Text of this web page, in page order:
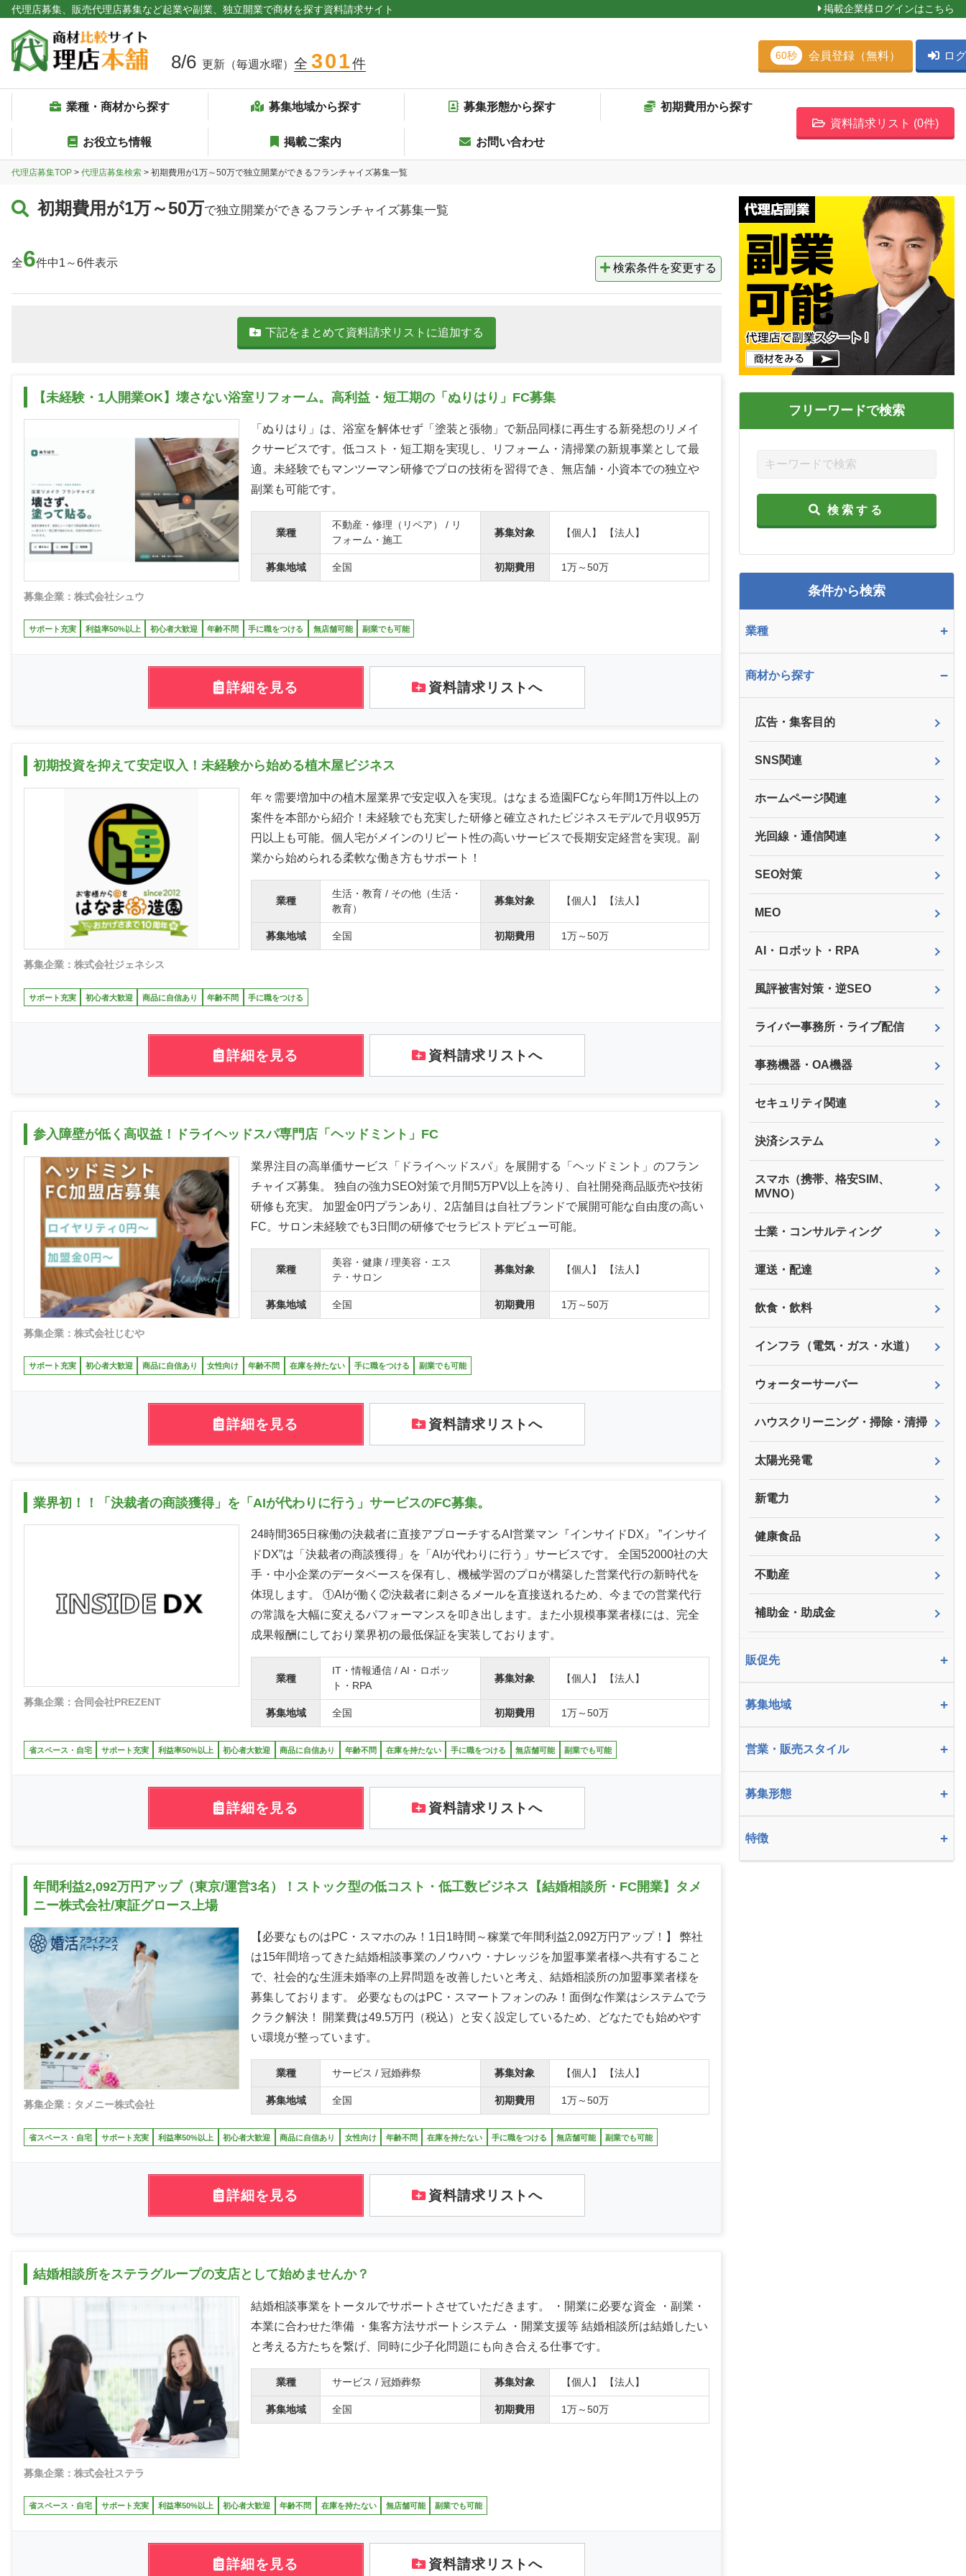
代理店募集、販売代理店募集など起業や副業、独立開業で商材を探す資料請求サイト 掲載企業様ログインはこちら
8/6 更新（毎週水曜） 全 301件
業種・商材から探す 募集地域から探す 募集形態から探す 初期費用から探す
お役立ち情報 掲載ご案内 お問い合わせ
資料請求リスト (0件)
60秒 会員登録（無料） ロ
代理店募集TOP > 代理店募集検索 > 初期費用が1万～50万で独立開業ができるフランチャイズ募集一覧
初期費用が1万～50万で独立開業ができるフランチャイズ募集一覧
全6件中1～6件表示 検索条件を変更する
下記をまとめて資料請求リストに追加する
【未経験・1人開業OK】壊さない浴室リフォーム。高利益・短工期の「ぬりはり」FC募集
募集企業：株式会社シュウ
「ぬりはり」は、浴室を解体せず「塗装と張物」で新品同様に再生する新発想のリメイ
クサービスです。低コスト・短工期を実現し、リフォーム・清掃業の新規事業として最
適。未経験でもマンツーマン研修でプロの技術を習得でき、無店舗・小資本での独立や
副業も可能です。
業種
不動産・修理（リペア） / リ
フォーム・施工
募集対象 【個人】 【法人】
募集地域 全国 初期費用 1万～50万
サポート充実 利益率50%以上 初心者大歓迎 年齢不問 手に職をつける 無店舗可能 副業でも可能
詳細を見る 資料請求リストへ
初期投資を抑えて安定収入！未経験から始める植木屋ビジネス
募集企業：株式会社ジェネシス
年々需要増加中の植木屋業界で安定収入を実現。はなまる造園FCなら年間1万件以上の
案件を本部から紹介！未経験でも充実した研修と確立されたビジネスモデルで月収95万
円以上も可能。個人宅がメインのリピート性の高いサービスで長期安定経営を実現。副
業から始められる柔軟な働き方もサポート！
業種
生活・教育 / その他（生活・
教育）
募集対象 【個人】 【法人】
募集地域 全国 初期費用 1万～50万
サポート充実 初心者大歓迎 商品に自信あり 年齢不問 手に職をつける
詳細を見る 資料請求リストへ
参入障壁が低く高収益！ドライヘッドスパ専門店「ヘッドミント」FC
募集企業：株式会社じむや
業界注目の高単価サービス「ドライヘッドスパ」を展開する「ヘッドミント」のフラン
チャイズ募集。 独自の強力SEO対策で月間5万PV以上を誇り、自社開発商品販売や技術
研修も充実。 加盟金0円プランあり、2店舗目は自社ブランドで展開可能な自由度の高い
FC。サロン未経験でも3日間の研修でセラピストデビュー可能。
業種
美容・健康 / 理美容・エス
テ・サロン
募集対象 【個人】 【法人】
募集地域 全国 初期費用 1万～50万
サポート充実 初心者大歓迎 商品に自信あり 女性向け 年齢不問 在庫を持たない 手に職をつける 副業でも可能
詳細を見る 資料請求リストへ
業界初！！「決裁者の商談獲得」を「AIが代わりに行う」サービスのFC募集。
募集企業：合同会社PREZENT
24時間365日稼働の決裁者に直接アプローチするAI営業マン『インサイドDX』 ”インサイ
ドDX”は「決裁者の商談獲得」を「AIが代わりに行う」サービスです。 全国52000社の大
手・中小企業のデータベースを保有し、機械学習のプロが構築した営業代行の新時代を
体現します。 ①AIが働く②決裁者に刺さるメールを直接送れるため、今までの営業代行
の常識を大幅に変えるパフォーマンスを叩き出します。また小規模事業者様には、完全
成果報酬にしており業界初の最低保証を実装しております。
業種
IT・情報通信 / AI・ロボッ
ト・RPA
募集対象 【個人】 【法人】
募集地域 全国 初期費用 1万～50万
省スペース・自宅 サポート充実 利益率50%以上 初心者大歓迎 商品に自信あり 年齢不問 在庫を持たない 手に職をつける 無店舗可能 副業でも可能
詳細を見る 資料請求リストへ
年間利益2,092万円アップ（東京/運営3名）！ストック型の低コスト・低工数ビジネス【結婚相談所・FC開業】タメ
ニー株式会社/東証グロース上場
募集企業：タメニー株式会社
【必要なものはPC・スマホのみ！1日1時間～稼業で年間利益2,092万円アップ！】 弊社
は15年間培ってきた結婚相談事業のノウハウ・ナレッジを加盟事業者様へ共有すること
で、社会的な生涯未婚率の上昇問題を改善したいと考え、結婚相談所の加盟事業者様を
募集しております。 必要なものはPC・スマートフォンのみ！面倒な作業はシステムでラ
クラク解決！ 開業費は49.5万円（税込）と安く設定しているため、どなたでも始めやす
い環境が整っています。
業種 サービス / 冠婚葬祭 募集対象 【個人】 【法人】
募集地域 全国 初期費用 1万～50万
省スペース・自宅 サポート充実 利益率50%以上 初心者大歓迎 商品に自信あり 女性向け 年齢不問 在庫を持たない 手に職をつける 無店舗可能 副業でも可能
詳細を見る 資料請求リストへ
結婚相談所をステラグループの支店として始めませんか？
募集企業：株式会社ステラ
結婚相談事業をトータルでサポートさせていただきます。 ・開業に必要な資金 ・副業・
本業に合わせた準備 ・集客方法サポートシステム ・開業支援等 結婚相談所は結婚したい
と考える方たちを繋げ、同時に少子化問題にも向き合える仕事です。
業種 サービス / 冠婚葬祭 募集対象 【個人】 【法人】
募集地域 全国 初期費用 1万～50万
省スペース・自宅 サポート充実 利益率50%以上 初心者大歓迎 年齢不問 在庫を持たない 無店舗可能 副業でも可能
詳細を見る 資料請求リストへ
フリーワードで検索
検索する
条件から検索
業種 +
商材から探す −
広告・集客目的
SNS関連
ホームページ関連
光回線・通信関連
SEO対策
MEO
AI・ロボット・RPA
風評被害対策・逆SEO
ライバー事務所・ライブ配信
事務機器・OA機器
セキュリティ関連
決済システム
スマホ（携帯、格安SIM、
MVNO）
士業・コンサルティング
運送・配達
飲食・飲料
インフラ（電気・ガス・水道）
ウォーターサーバー
ハウスクリーニング・掃除・清掃
太陽光発電
新電力
健康食品
不動産
補助金・助成金
販促先 +
募集地域 +
営業・販売スタイル +
募集形態 +
特徴 +